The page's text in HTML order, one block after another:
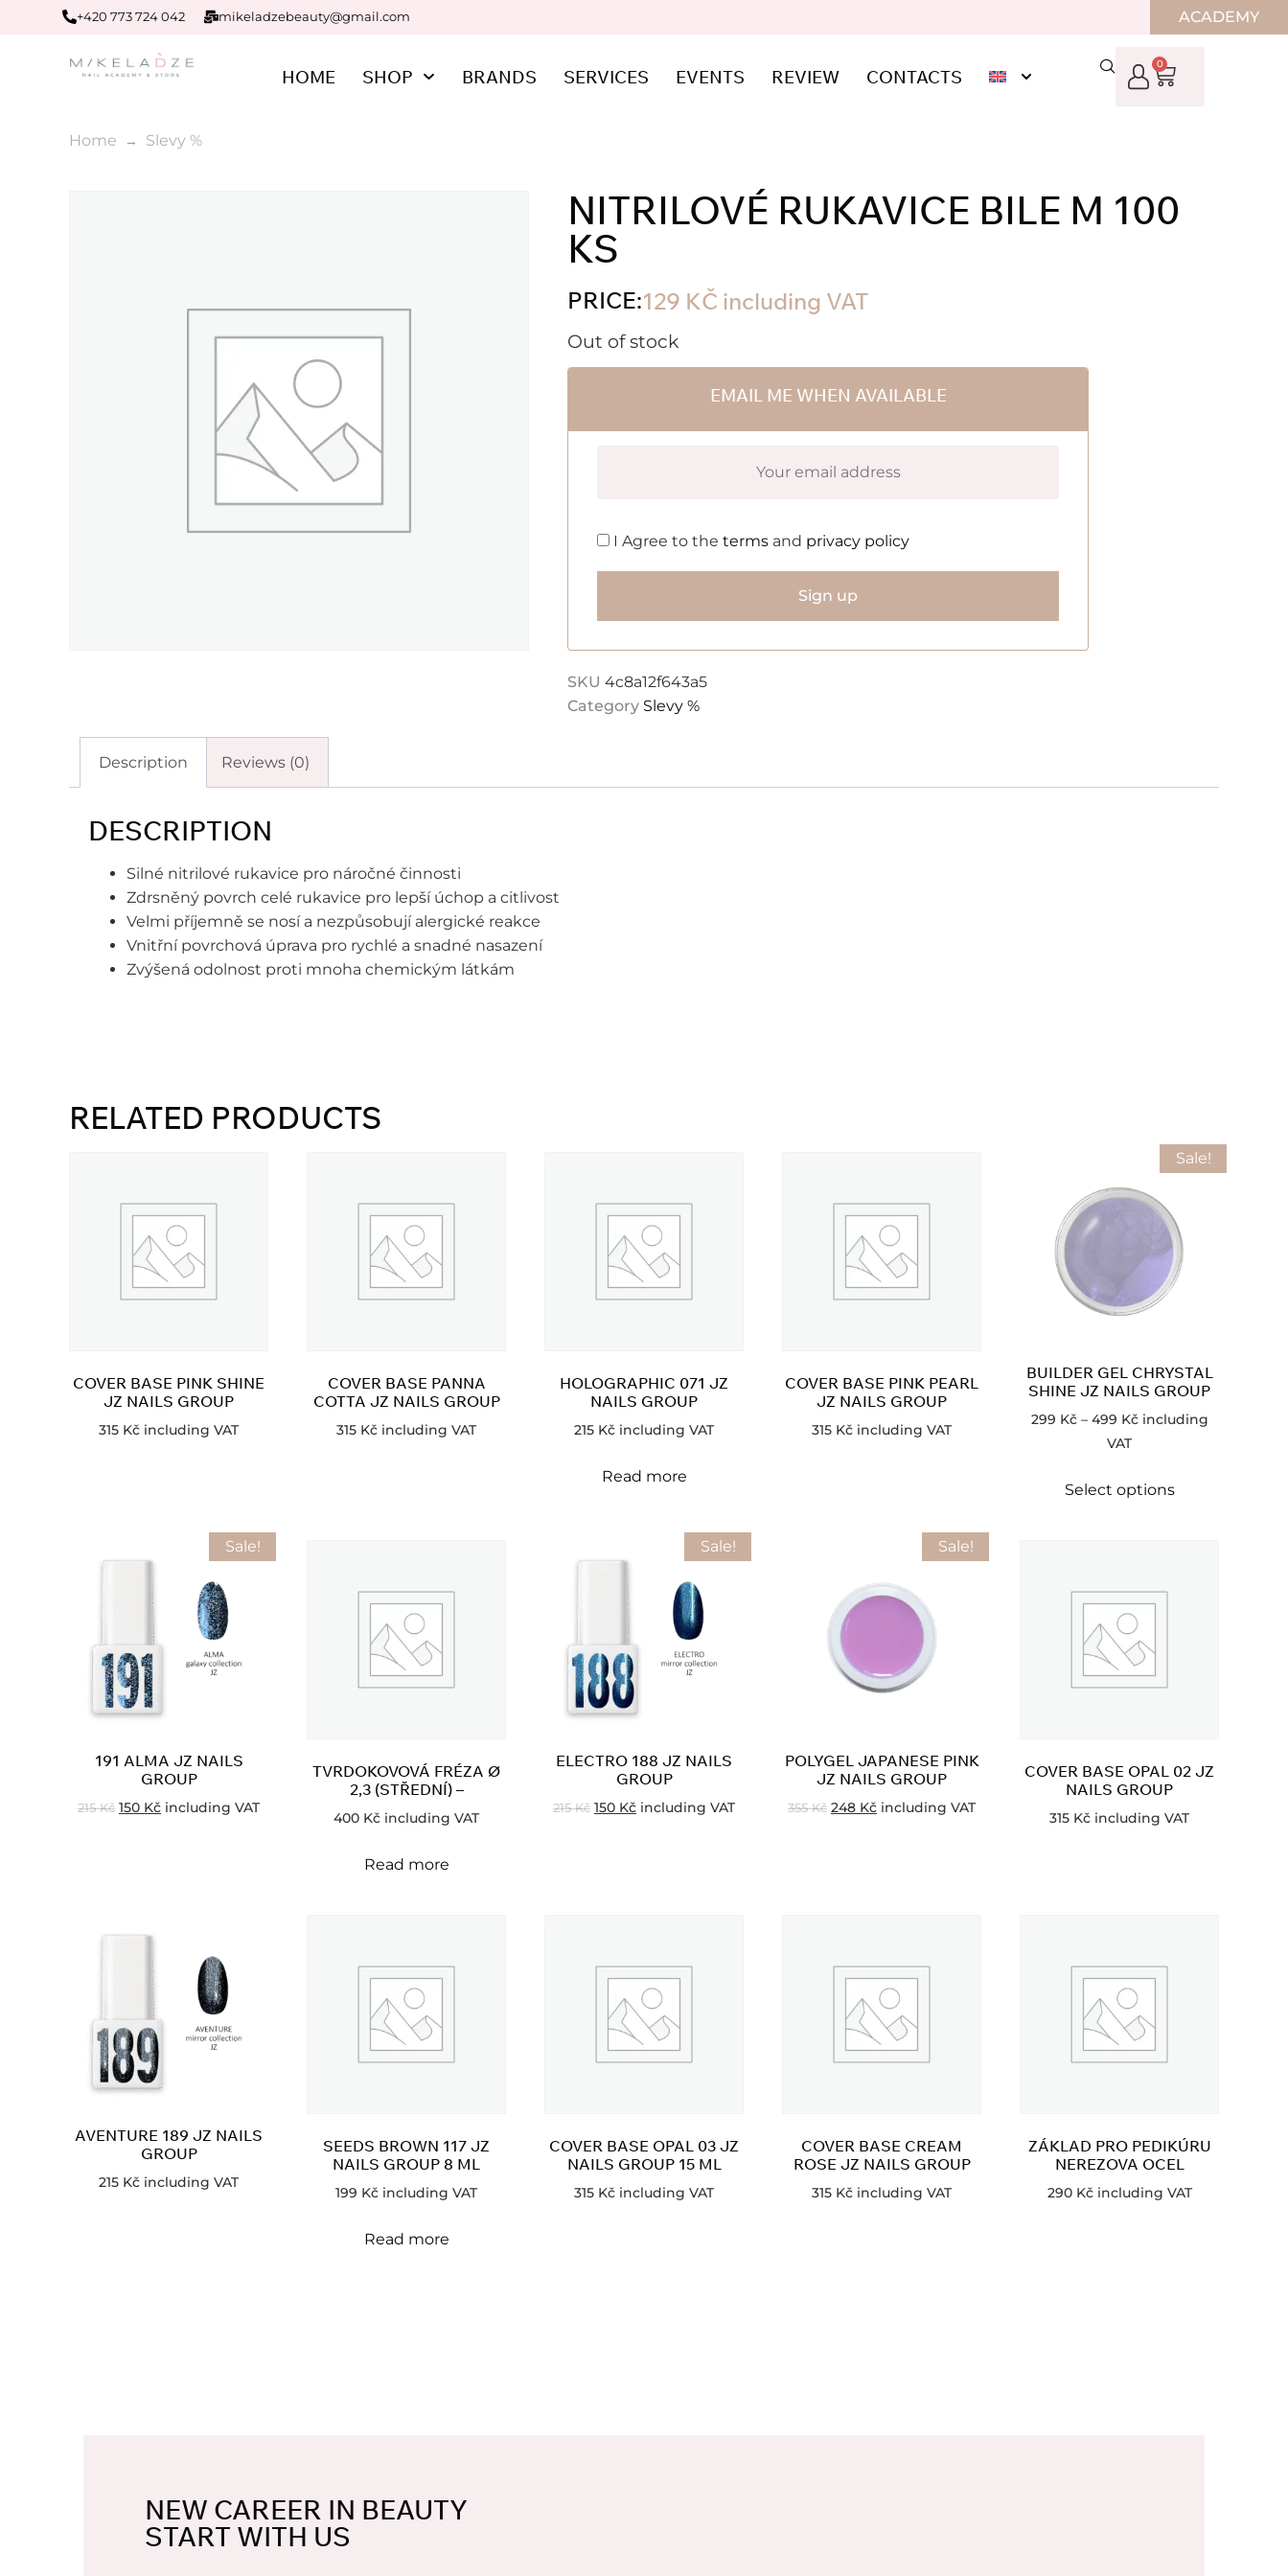
+420 773 724 042 mikeladzebeauty@gmail.com ACADEMY
HOME SHOP BRANDS SERVICES EVENTS REVIEW CONTACTS
0
Home Slevy %
NITRILOVÉ RUKAVICE BILE M 100
KS
PRICE:129 KČ including VAT
Out of stock
EMAIL ME WHEN AVAILABLE
I Agree to the terms and privacy policy
Sign up
SKU 4c8a12f643a5
Category Slevy %
Description Reviews (0)
DESCRIPTION
Silné nitrilové rukavice pro náročné činnosti
Zdrsněný povrch celé rukavice pro lepší úchop a citlivost
Velmi příjemně se nosí a nezpůsobují alergické reakce
Vnitřní povrchová úprava pro rychlé a snadné nasazení
Zvýšená odolnost proti mnoha chemickým látkám
RELATED PRODUCTS
COVER BASE PINK SHINE
JZ NAILS GROUP
315 Kč including VAT
COVER BASE PANNA
COTTA JZ NAILS GROUP
315 Kč including VAT
HOLOGRAPHIC 071 JZ
NAILS GROUP
215 Kč including VAT
Read more
COVER BASE PINK PEARL
JZ NAILS GROUP
315 Kč including VAT
Sale!
BUILDER GEL CHRYSTAL
SHINE JZ NAILS GROUP
299 Kč – 499 Kč including
VAT
Select options
Sale!
191 ALMA JZ NAILS
GROUP
215Kč 150 Kč including VAT
TVRDOKOVOVÁ FRÉZA Ø
2,3 (STŘEDNÍ) –
400 Kč including VAT
Read more
Sale!
ELECTRO 188 JZ NAILS
GROUP
215Kč 150 Kč including VAT
Sale!
POLYGEL JAPANESE PINK
JZ NAILS GROUP
355Kč 248 Kč including VAT
COVER BASE OPAL 02 JZ
NAILS GROUP
315 Kč including VAT
AVENTURE 189 JZ NAILS
GROUP
215 Kč including VAT
SEEDS BROWN 117 JZ
NAILS GROUP 8 ML
199 Kč including VAT
Read more
COVER BASE OPAL 03 JZ
NAILS GROUP 15 ML
315 Kč including VAT
COVER BASE CREAM
ROSE JZ NAILS GROUP
315 Kč including VAT
ZÁKLAD PRO PEDIKÚRU
NEREZOVA OCEL
290 Kč including VAT
NEW CAREER IN BEAUTY
START WITH US